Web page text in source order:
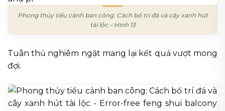
Phong thủy tiểu cảnh ban công: Cách bố trí đá và cây xanh hút
tài lộc – Hình 13
Tuân thủ nghiêm ngặt mang lại kết quả vượt mong
đợi.